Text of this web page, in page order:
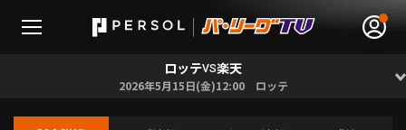
ロッテVS楽天
2026年5月15日(金)12:00 ロッテ